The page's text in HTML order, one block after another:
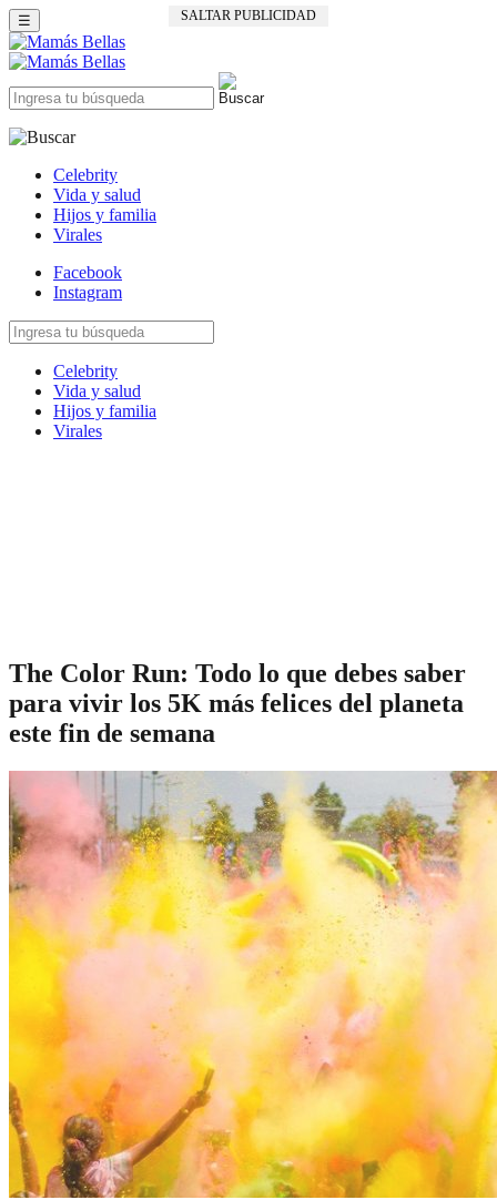
SALTAR PUBLICIDAD
☰
Celebrity
Vida y salud
Hijos y familia
Virales
Facebook
Instagram
Celebrity
Vida y salud
Hijos y familia
Virales
The Color Run: Todo lo que debes saber
para vivir los 5K más felices del planeta
este fin de semana